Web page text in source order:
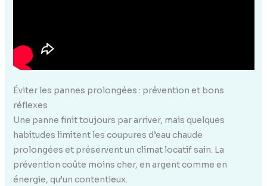
Éviter les pannes prolongées : prévention et bons
réflexes
Une panne finit toujours par arriver, mais quelques
habitudes limitent les coupures d’eau chaude
prolongées et préservent un climat locatif sain. La
prévention coûte moins cher, en argent comme en
énergie, qu’un contentieux.